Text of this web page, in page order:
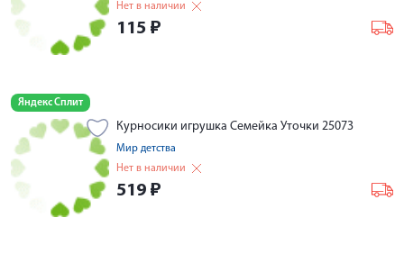
Нет в наличии
115 ₽
Яндекс Сплит
Курносики игрушка Семейка Уточки 25073
Мир детства
Нет в наличии
519 ₽